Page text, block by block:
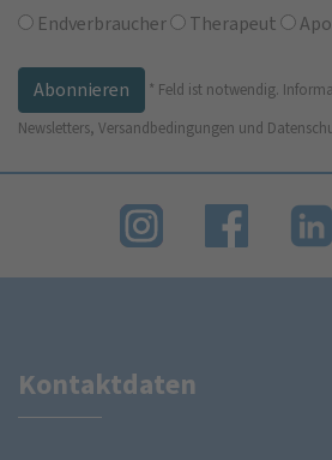
Endverbraucher Therapeut
* Feld ist notwendig.
Newsletters, Versandbedingungen und
Kontaktdaten